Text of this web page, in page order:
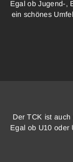
Egal ob Jugend-,
ein schönes
Der TCK ist
Egal ob U10 oder